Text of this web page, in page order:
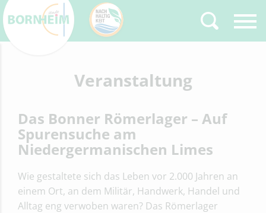
Type 2 or more
characters for results.
Veranstaltung
Das Bonner Römerlager – Auf
Spurensuche am
Niedergermanischen Limes
Wie gestaltete sich das Leben vor 2.000 Jahren an
einem Ort, an dem Militär, Handwerk, Handel und
Alltag eng verwoben waren? Das Römerlager